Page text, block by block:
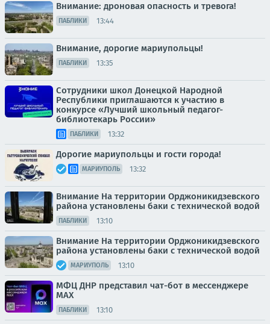
Внимание: дроновая опасность и тревога!
ПАБЛИКИ 13:44
Внимание, дорогие мариупольцы!
ПАБЛИКИ 13:35
Сотрудники школ Донецкой Народной
Республики приглашаются к участию в
конкурсе «Лучший школьный педагог-
библиотекарь России»
ПАБЛИКИ 13:32
Дорогие мариупольцы и гости города!
МАРИУПОЛЬ 13:32
Внимание На территории Орджоникидзевского
района установлены баки с технической водой
ПАБЛИКИ 13:10
Внимание На территории Орджоникидзевского
района установлены баки с технической водой
МАРИУПОЛЬ 13:10
МФЦ ДНР представил чат-бот в мессенджере
MAX
ПАБЛИКИ 13:10